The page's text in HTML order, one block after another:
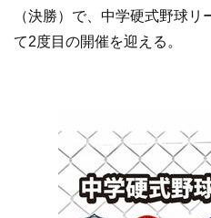
（決勝）で、中学硬式野球
て2度目の開催を迎える。